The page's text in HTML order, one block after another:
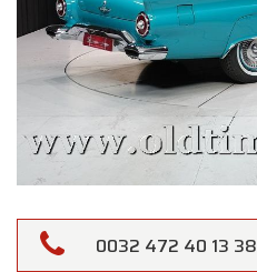
0032 472 40 13 38